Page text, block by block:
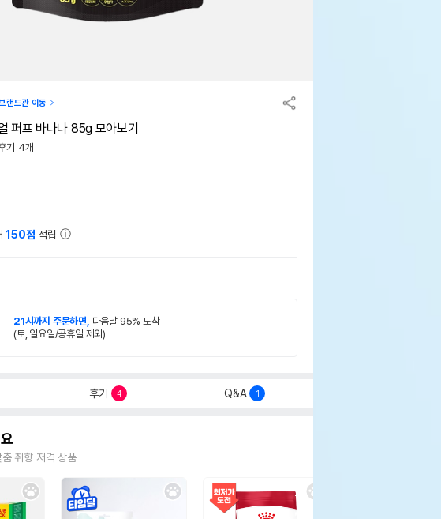
랜드관 이동
퍼프 바나나 85g 모아보기
기 4개
150점 적립
21시까지 주문하면, 다음날 95% 도착
(토, 일요일/공휴일 제외)
후기 4 Q&A 1
취향 저격 상품